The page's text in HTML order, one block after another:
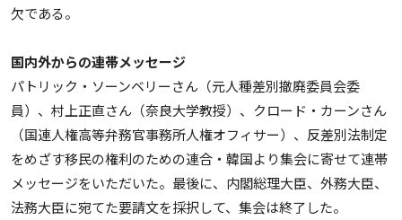
欠である。
国内外からの連帯メッセージ
パトリック・ソーンベリーさん（元人種差別撤廃委員会委
員）、村上正直さん（奈良大学教授）、クロード・カーンさん
（国連人権高等弁務官事務所人権オフィサー）、反差別法制定
をめざす移民の権利のための連合・韓国より集会に寄せて連帯
メッセージをいただいた。最後に、内閣総理大臣、外務大臣、
法務大臣に宛てた要請文を採択して、集会は終了した。